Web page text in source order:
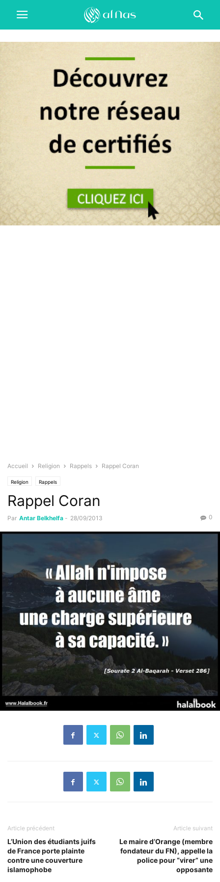
Accueil Religion Rappels Rappel Coran
Religion Rappels
Rappel Coran
Par Antar Belkhelfa - 28/09/2013 0
Article précédent
L’Union des étudiants juifs
de France porte plainte
contre une couverture
islamophobe
Article suivant
Le maire d’Orange (membre
fondateur du FN), appelle la
police pour “virer” une
opposante